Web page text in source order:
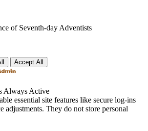
of Seventh-day Adventists
Accept All
Always Active
essential site features like secure log-ins
adjustments. They do not store personal